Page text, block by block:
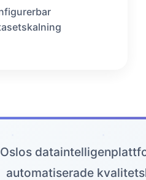
Oslos
automatiserade